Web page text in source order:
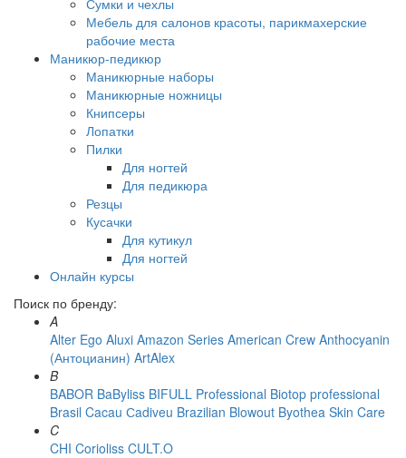
Сумки и чехлы
Мебель для салонов красоты, парикмахерские
рабочие места
Маникюр-педикюр
Маникюрные наборы
Маникюрные ножницы
Книпсеры
Лопатки
Пилки
Для ногтей
Для педикюра
Резцы
Кусачки
Для кутикул
Для ногтей
Онлайн курсы
Поиск по бренду:
A
Alter Ego Aluxi Amazon Series American Crew Anthocyanin
(Антоцианин) ArtAlex
B
BABOR BaByliss BIFULL Professional Biotop professional
Brasil Cacau Сadiveu Brazilian Blowout Byothea Skin Care
C
CHI Corioliss CULT.O